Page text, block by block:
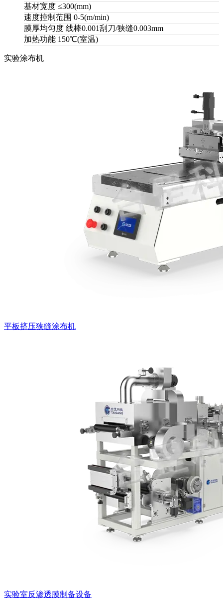
基材宽度 ≤300(mm)
速度控制范围 0-5(m/min)
膜厚均匀度 线棒0.001刮刀/狭缝0.003mm
加热功能 150℃(室温)
实验涂布机
平板挤压狭缝涂布机
实验室反渗透膜制备设备